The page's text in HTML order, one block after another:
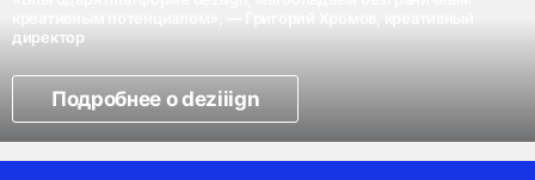
директор
Подробнее о deziiign